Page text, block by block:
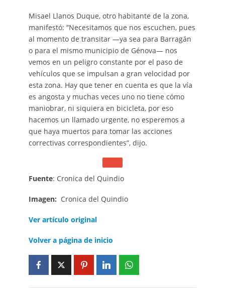
Misael Llanos Duque, otro habitante de la zona,
manifestó: “Necesitamos que nos escuchen, pues
al momento de transitar —ya sea para Barragán
o para el mismo municipio de Génova— nos
vemos en un peligro constante por el paso de
vehículos que se impulsan a gran velocidad por
esta zona. Hay que tener en cuenta es que la vía
es angosta y muchas veces uno no tiene cómo
maniobrar, ni siquiera en bicicleta, por eso
hacemos un llamado urgente, no esperemos a
que haya muertos para tomar las acciones
correctivas correspondientes”, dijo.
Fuente: Cronica del Quindio
Imagen: Cronica del Quindio
Ver artículo original
Volver a página de inicio